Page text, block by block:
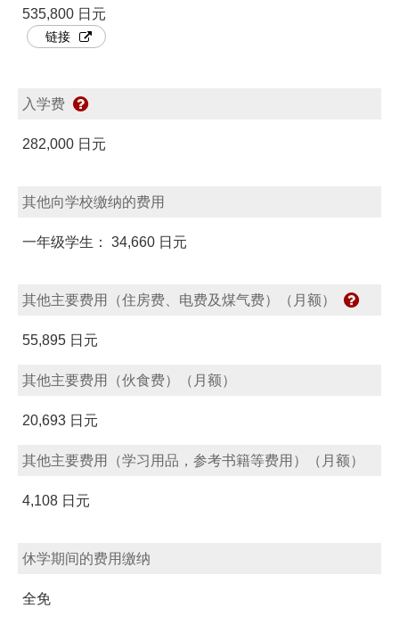
535,800 日元
链接
入学费
282,000 日元
其他向学校缴纳的费用
一年级学生： 34,660 日元
其他主要费用（住房费、电费及煤气费）（月额）
55,895 日元
其他主要费用（伙食费）（月额）
20,693 日元
其他主要费用（学习用品，参考书籍等费用）（月额）
4,108 日元
休学期间的费用缴纳
全免